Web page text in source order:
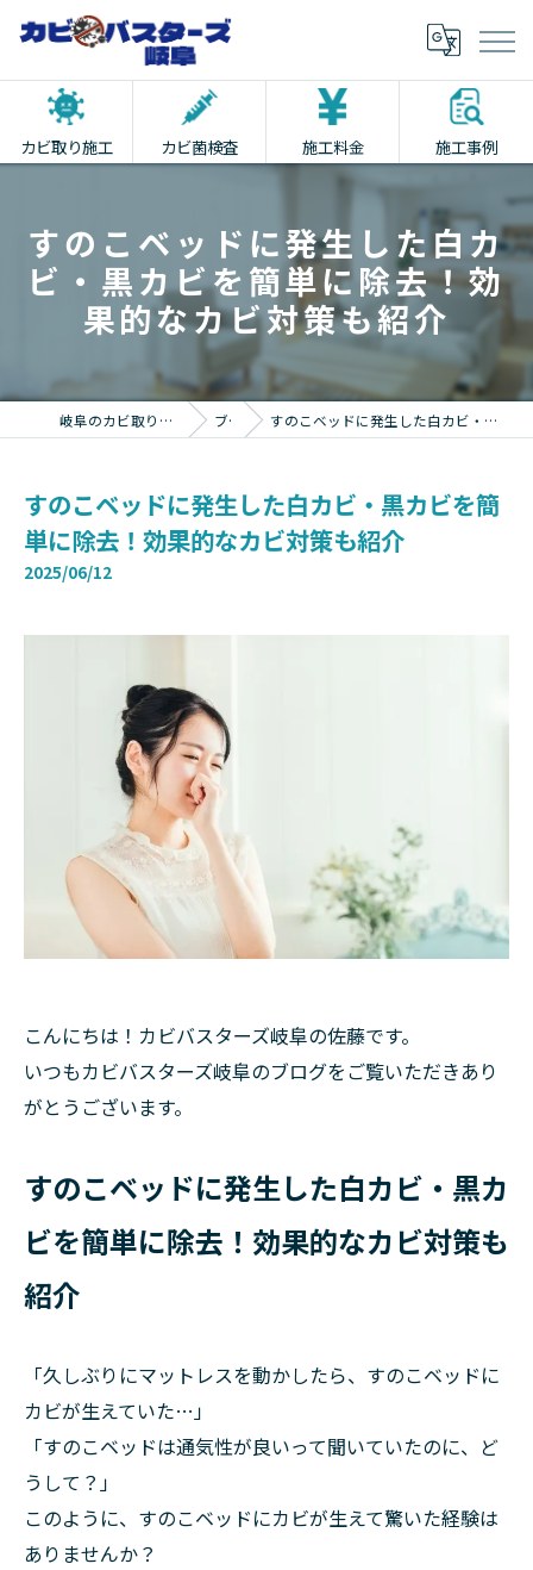
カビ取り施工 カビ菌検査 施工料金 施工事例
すのこベッドに発生した白カ
ビ・黒カビを簡単に除去！効
果的なカビ対策も紹介
岐阜のカビ取りならカビバスターズ岐阜 ブログ すのこベッドに発生した白カビ・黒カビを簡単に除去！効果的なカビ対策も紹介
すのこベッドに発生した白カビ・黒カビを簡
単に除去！効果的なカビ対策も紹介
2025/06/12
こんにちは！カビバスターズ岐阜の佐藤です。
いつもカビバスターズ岐阜のブログをご覧いただきあり
がとうございます。
すのこベッドに発生した白カビ・黒カ
ビを簡単に除去！効果的なカビ対策も
紹介
「久しぶりにマットレスを動かしたら、すのこベッドに
カビが生えていた…」
「すのこベッドは通気性が良いって聞いていたのに、ど
うして？」
このように、すのこベッドにカビが生えて驚いた経験は
ありませんか？